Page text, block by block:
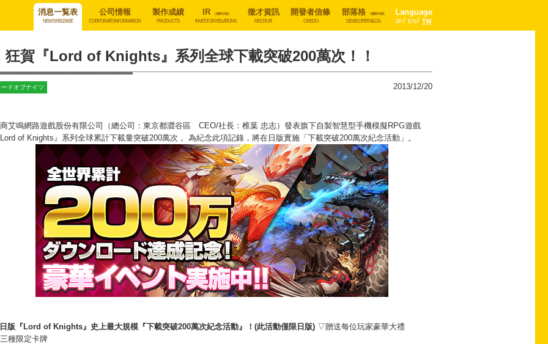
Language
JP EN TW
消息一覧表
NEWS RELEASE
公司情報
CORPORATE INFORMATION
製作成績
PRODUCTS
IR (僅限日語)
INVESTOR RELATIONS
徵才資訊
RECRUIT
開發者信條
CREDO
部落格 (僅限日語)
DEVELOPER BLOG
狂賀『Lord of Knights』系列全球下載突破200萬次！！
2013/12/20
ードオブナイツ
商艾鳴網路遊戲股份有限公司（總公司：東京都澀谷區 CEO/社長：椎葉 忠志）發表旗下自製智慧型手機模擬RPG遊戲
Lord of Knights』系列全球累計下載量突破200萬次， 為紀念此項記錄，將在日版實施「下載突破200萬次紀念活動」。
版『Lord of Knights』史上最大規模『下載突破200萬次紀念活動』！(此活動僅限日版)▽贈送每位玩家豪華大禮
三種限定卡牌